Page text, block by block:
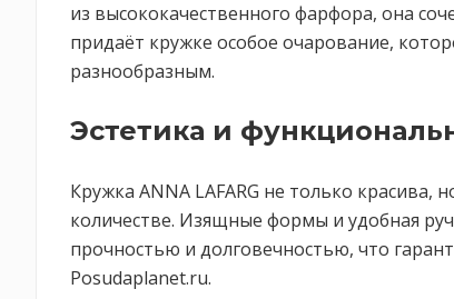
из высококачественного фарфора, она
придаёт кружке особое очарование,
разнообразным.
Эстетика и
Кружка ANNA LAFARG не только
количестве. Изящные формы и удобная
прочностью и долговечностью, что
Posudaplanet.ru.